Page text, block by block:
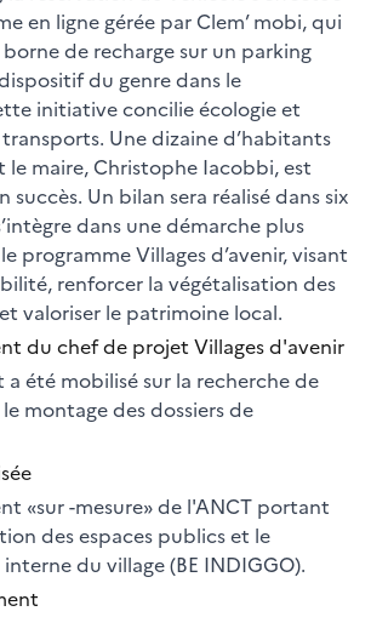
en ligne gérée par Clem’ mobi, qui
borne de recharge sur un parking
du genre dans le
initiative concilie écologie et
Une dizaine d’habitants
le maire, Christophe Iacobbi, est
succès. Un bilan sera réalisé dans six
dans une démarche plus
programme Villages d’avenir, visant
renforcer la végétalisation des
valoriser le patrimoine local.
du chef de projet Villages d'avenir
été mobilisé sur la recherche de
montage des dossiers de
«sur -mesure» de l'ANCT portant
des espaces publics et le
du village (BE INDIGGO).